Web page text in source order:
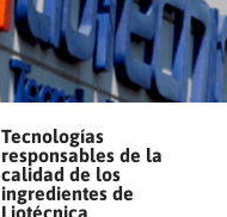
Tecnologías
responsables de la
calidad de los
ingredientes de
Liotécnica